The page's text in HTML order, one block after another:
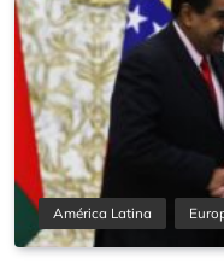
América Latina